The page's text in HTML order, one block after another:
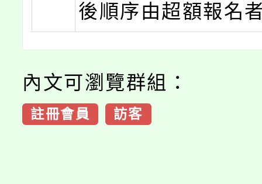
後順序由超額報名
內文可瀏覽群組：
註冊會員 訪客